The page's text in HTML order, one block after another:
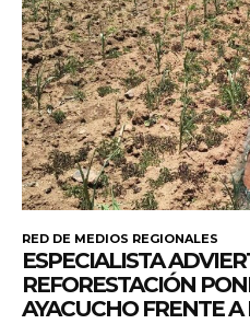
RED DE MEDIOS REGIONALES
ESPECIALISTA
REFORESTACIÓN
AYACUCHO FRENTE